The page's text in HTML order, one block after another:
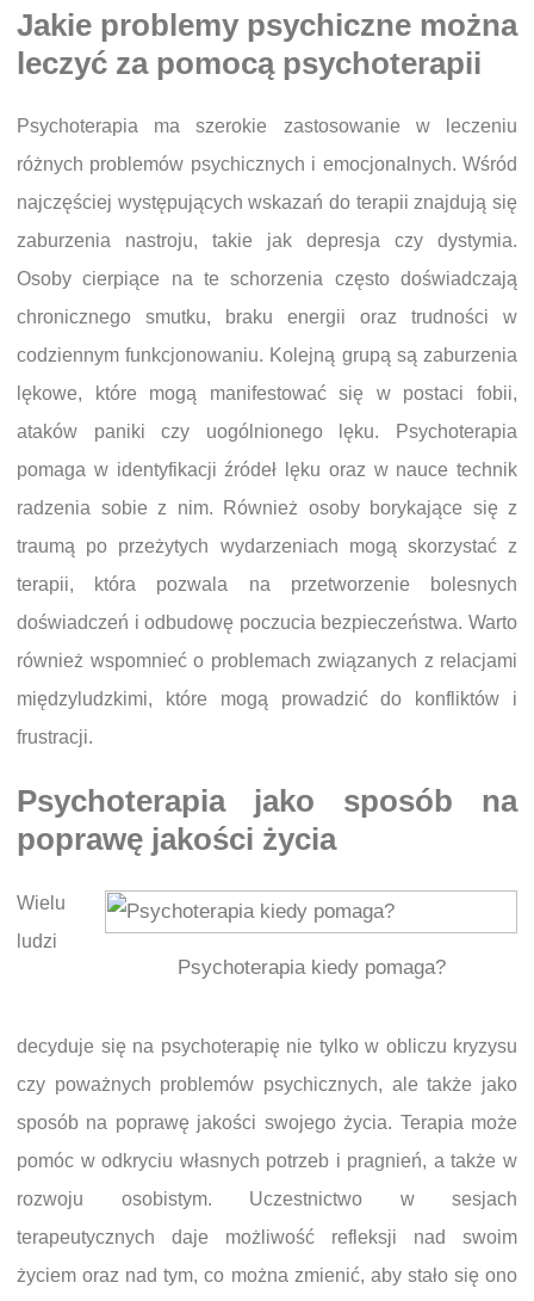
Jakie problemy psychiczne można
leczyć za pomocą psychoterapii
Psychoterapia ma szerokie zastosowanie w leczeniu
różnych problemów psychicznych i emocjonalnych. Wśród
najczęściej występujących wskazań do terapii znajdują się
zaburzenia nastroju, takie jak depresja czy dystymia.
Osoby cierpiące na te schorzenia często doświadczają
chronicznego smutku, braku energii oraz trudności w
codziennym funkcjonowaniu. Kolejną grupą są zaburzenia
lękowe, które mogą manifestować się w postaci fobii,
ataków paniki czy uogólnionego lęku. Psychoterapia
pomaga w identyfikacji źródeł lęku oraz w nauce technik
radzenia sobie z nim. Również osoby borykające się z
traumą po przeżytych wydarzeniach mogą skorzystać z
terapii, która pozwala na przetworzenie bolesnych
doświadczeń i odbudowę poczucia bezpieczeństwa. Warto
również wspomnieć o problemach związanych z relacjami
międzyludzkimi, które mogą prowadzić do konfliktów i
frustracji.
Psychoterapia jako sposób na
poprawę jakości życia
Psychoterapia kiedy pomaga?
Wielu
ludzi
decyduje się na psychoterapię nie tylko w obliczu kryzysu
czy poważnych problemów psychicznych, ale także jako
sposób na poprawę jakości swojego życia. Terapia może
pomóc w odkryciu własnych potrzeb i pragnień, a także w
rozwoju osobistym. Uczestnictwo w sesjach
terapeutycznych daje możliwość refleksji nad swoim
życiem oraz nad tym, co można zmienić, aby stało się ono